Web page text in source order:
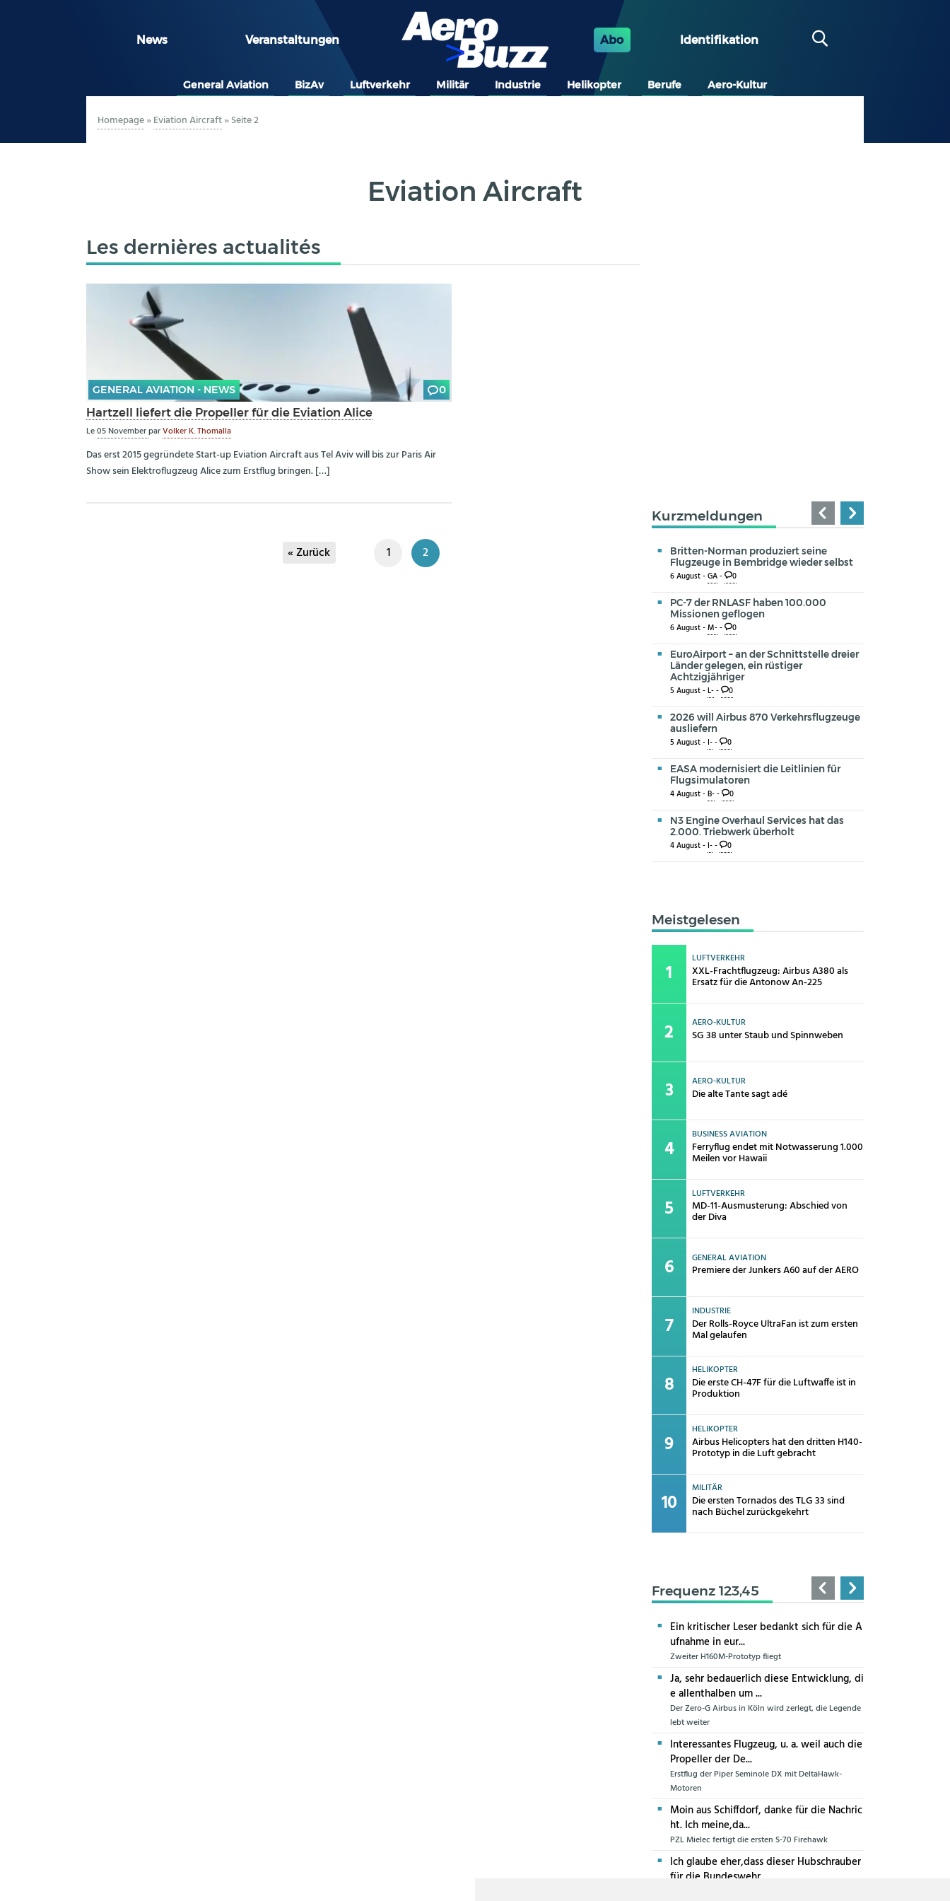
News Veranstaltungen Abo Identifikation
General Aviation BizAv Luftverkehr Militär Industrie Helikopter Berufe Aero-Kultur
Homepage»Eviation Aircraft»Seite 2
Eviation Aircraft
Les dernières actualités
GENERAL AVIATION - NEWS 0
Hartzell liefert die Propeller für die Eviation Alice
Le05 NovemberparVolker K. Thomalla
Das erst 2015 gegründete Start-up Eviation Aircraft aus Tel Aviv will bis zur Paris Air
Show sein Elektroflugzeug Alice zum Erstflug bringen. […]
« Zurück 1 2
Kurzmeldungen
Britten-Norman produziert seine
Flugzeuge in Bembridge wieder selbst
6 August -GA- 0
PC-7 der RNLASF haben 100.000
Missionen geflogen
6 August -M-- 0
EuroAirport – an der Schnittstelle dreier
Länder gelegen, ein rüstiger
Achtzigjähriger
5 August -L-- 0
2026 will Airbus 870 Verkehrsflugzeuge
ausliefern
5 August -I-- 0
EASA modernisiert die Leitlinien für
Flugsimulatoren
4 August -B-- 0
N3 Engine Overhaul Services hat das
2.000. Triebwerk überholt
4 August -I-- 0
Meistgelesen
LUFTVERKEHR
XXL-Frachtflugzeug: Airbus A380 als
Ersatz für die Antonow An-225
AERO-KULTUR
SG 38 unter Staub und Spinnweben
AERO-KULTUR
Die alte Tante sagt adé
BUSINESS AVIATION
Ferryflug endet mit Notwasserung 1.000
Meilen vor Hawaii
LUFTVERKEHR
MD-11-Ausmusterung: Abschied von
der Diva
GENERAL AVIATION
Premiere der Junkers A60 auf der AERO
INDUSTRIE
Der Rolls-Royce UltraFan ist zum ersten
Mal gelaufen
HELIKOPTER
Die erste CH-47F für die Luftwaffe ist in
Produktion
HELIKOPTER
Airbus Helicopters hat den dritten H140-
Prototyp in die Luft gebracht
MILITÄR
Die ersten Tornados des TLG 33 sind
nach Büchel zurückgekehrt
Frequenz 123,45
Ein kritischer Leser bedankt sich für die A
ufnahme in eur...
Zweiter H160M-Prototyp fliegt
Ja, sehr bedauerlich diese Entwicklung, di
e allenthalben um ...
Der Zero-G Airbus in Köln wird zerlegt, die Legende
lebt weiter
Interessantes Flugzeug, u. a. weil auch die
Propeller der De...
Erstflug der Piper Seminole DX mit DeltaHawk-
Motoren
Moin aus Schiffdorf, danke für die Nachric
ht. Ich meine,da...
PZL Mielec fertigt die ersten S-70 Firehawk
Ich glaube eher,dass dieser Hubschrauber
für die Bundeswehr...